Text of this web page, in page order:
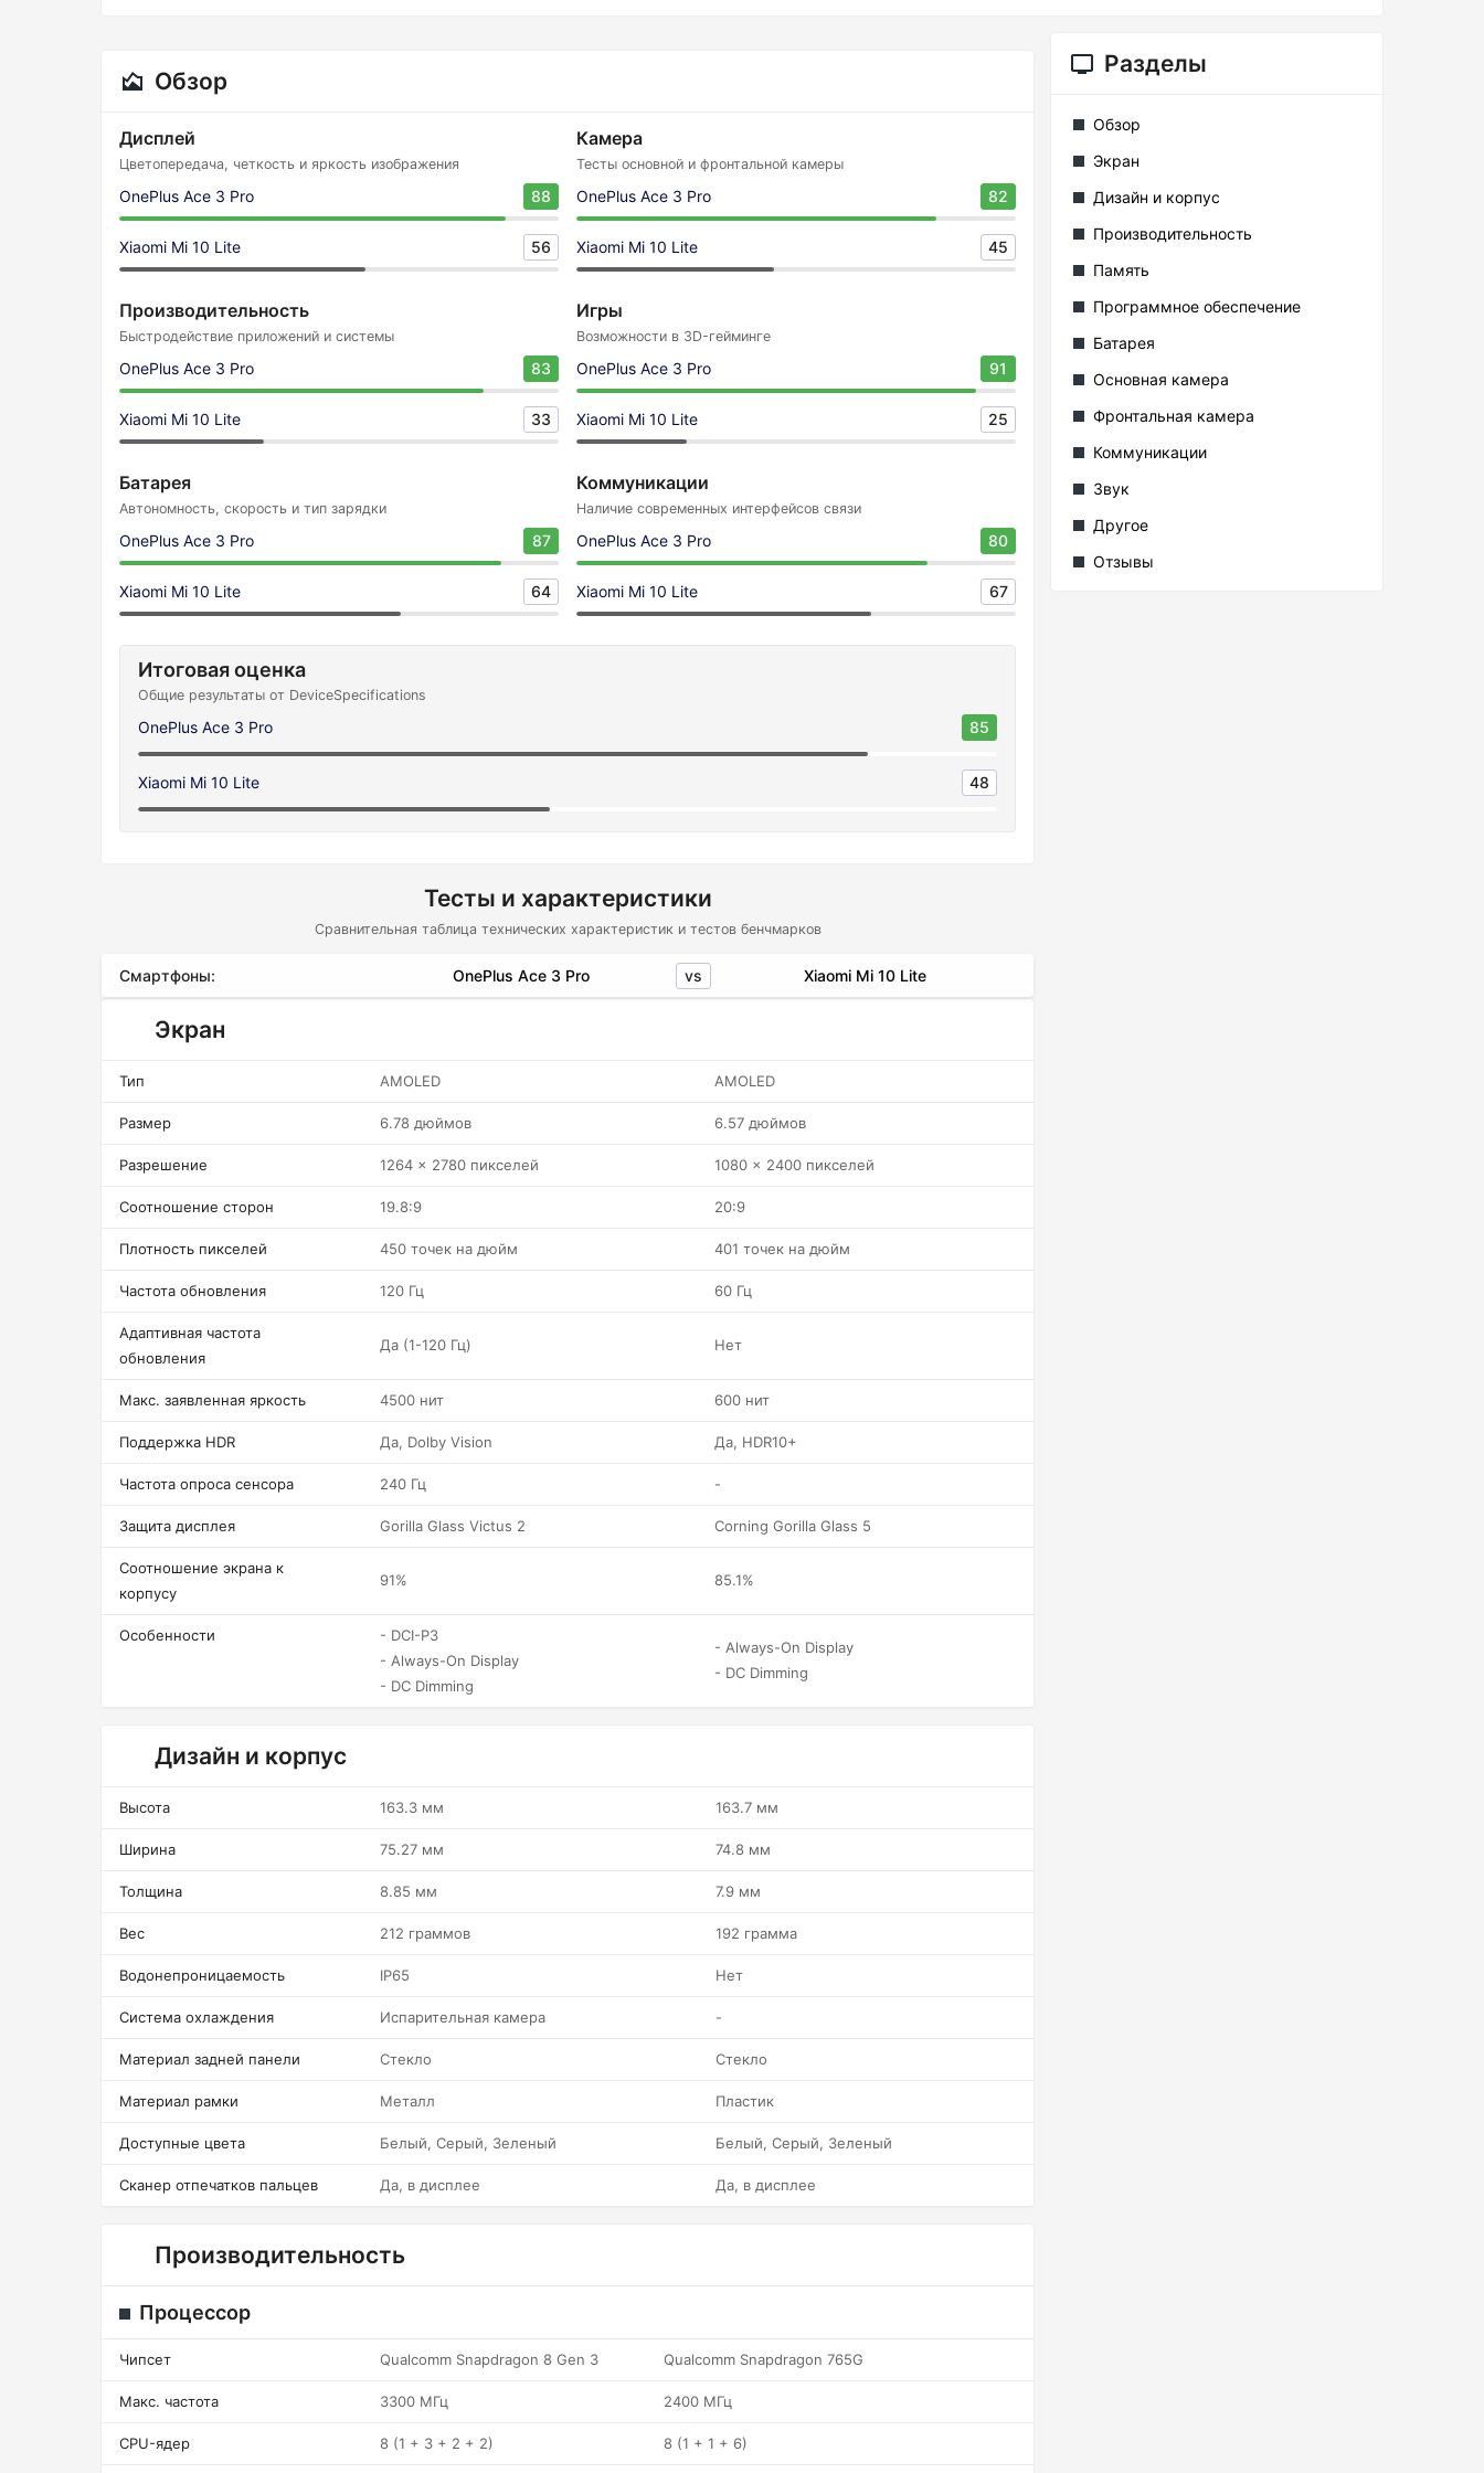
Обзор
Дисплей
Цветопередача, четкость и яркость изображения
OnePlus Ace 3 Pro 88
Xiaomi Mi 10 Lite 56
Камера
Тесты основной и фронтальной камеры
OnePlus Ace 3 Pro 82
Xiaomi Mi 10 Lite 45
Производительность
Быстродействие приложений и системы
OnePlus Ace 3 Pro 83
Xiaomi Mi 10 Lite 33
Игры
Возможности в 3D-гейминге
OnePlus Ace 3 Pro 91
Xiaomi Mi 10 Lite 25
Батарея
Автономность, скорость и тип зарядки
OnePlus Ace 3 Pro 87
Xiaomi Mi 10 Lite 64
Коммуникации
Наличие современных интерфейсов связи
OnePlus Ace 3 Pro 80
Xiaomi Mi 10 Lite 67
Итоговая оценка
Общие результаты от DeviceSpecifications
OnePlus Ace 3 Pro 85
Xiaomi Mi 10 Lite 48
Тесты и характеристики
Сравнительная таблица технических характеристик и тестов бенчмарков
Смартфоны: OnePlus Ace 3 Pro vs Xiaomi Mi 10 Lite
Экран
Тип AMOLED AMOLED
Размер 6.78 дюймов 6.57 дюймов
Разрешение 1264 x 2780 пикселей 1080 x 2400 пикселей
Соотношение сторон 19.8:9 20:9
Плотность пикселей 450 точек на дюйм 401 точек на дюйм
Частота обновления 120 Гц 60 Гц
Адаптивная частота
обновления
Да (1-120 Гц) Нет
Макс. заявленная яркость 4500 нит 600 нит
Поддержка HDR Да, Dolby Vision Да, HDR10+
Частота опроса сенсора 240 Гц -
Защита дисплея Gorilla Glass Victus 2 Corning Gorilla Glass 5
Соотношение экрана к
корпусу
91% 85.1%
Особенности
- DCI-P3
- Always-On Display
- DC Dimming
- Always-On Display
- DC Dimming
Дизайн и корпус
Высота 163.3 мм 163.7 мм
Ширина 75.27 мм 74.8 мм
Толщина 8.85 мм 7.9 мм
Вес 212 граммов 192 грамма
Водонепроницаемость IP65 Нет
Система охлаждения Испарительная камера -
Материал задней панели Стекло Стекло
Материал рамки Металл Пластик
Доступные цвета Белый, Серый, Зеленый Белый, Серый, Зеленый
Сканер отпечатков пальцев Да, в дисплее Да, в дисплее
Производительность
Процессор
Чипсет Qualcomm Snapdragon 8 Gen 3 Qualcomm Snapdragon 765G
Макс. частота 3300 МГц 2400 МГц
CPU-ядер 8 (1 + 3 + 2 + 2) 8 (1 + 1 + 6)
Разделы
Обзор
Экран
Дизайн и корпус
Производительность
Память
Программное обеспечение
Батарея
Основная камера
Фронтальная камера
Коммуникации
Звук
Другое
Отзывы